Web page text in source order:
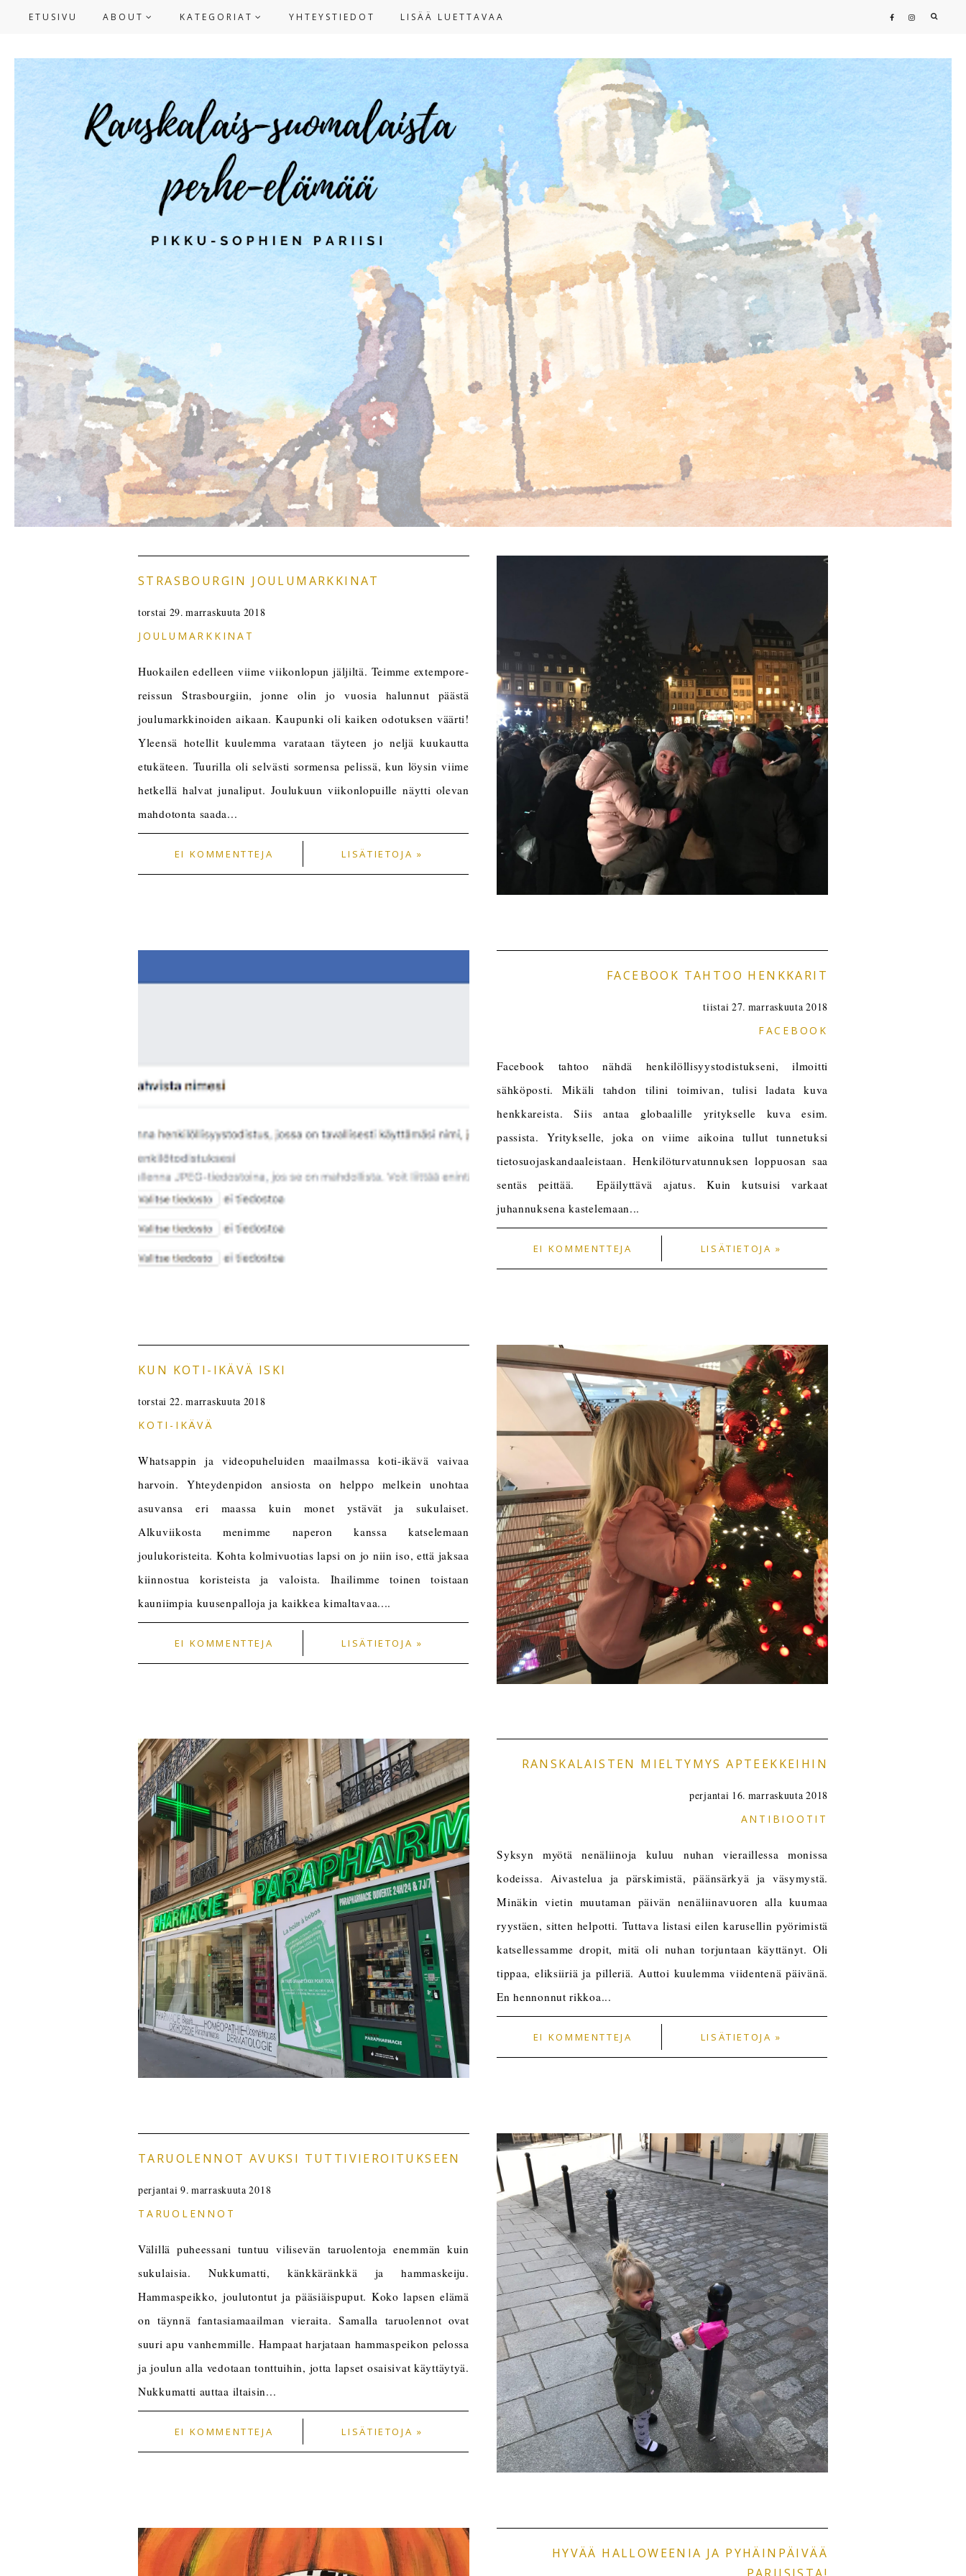
ETUSIVU ABOUT KATEGORIAT YHTEYSTIEDOT LISÄÄ LUETTAVAA
STRASBOURGIN JOULUMARKKINAT
torstai 29. marraskuuta 2018
JOULUMARKKINAT
Huokailen edelleen viime viikonlopun jäljiltä. Teimme extempore-
reissun Strasbourgiin, jonne olin jo vuosia halunnut päästä
joulumarkkinoiden aikaan. Kaupunki oli kaiken odotuksen väärti!
Yleensä hotellit kuulemma varataan täyteen jo neljä kuukautta
etukäteen. Tuurilla oli selvästi sormensa pelissä, kun löysin viime
hetkellä halvat junaliput. Joulukuun viikonlopuille näytti olevan
mahdotonta saada...
EI KOMMENTTEJA LISÄTIETOJA »
FACEBOOK TAHTOO HENKKARIT
tiistai 27. marraskuuta 2018
FACEBOOK
Facebook tahtoo nähdä henkilöllisyystodistukseni, ilmoitti
sähköposti. Mikäli tahdon tilini toimivan, tulisi ladata kuva
henkkareista. Siis antaa globaalille yritykselle kuva esim.
passista. Yritykselle, joka on viime aikoina tullut tunnetuksi
tietosuojaskandaaleistaan. Henkilöturvatunnuksen loppuosan saa
sentäs peittää. Epäilyttävä ajatus. Kuin kutsuisi varkaat
juhannuksena kastelemaan...
EI KOMMENTTEJA LISÄTIETOJA »
KUN KOTI-IKÄVÄ ISKI
torstai 22. marraskuuta 2018
KOTI-IKÄVÄ
Whatsappin ja videopuheluiden maailmassa koti-ikävä vaivaa
harvoin. Yhteydenpidon ansiosta on helppo melkein unohtaa
asuvansa eri maassa kuin monet ystävät ja sukulaiset.
Alkuviikosta menimme naperon kanssa katselemaan
joulukoristeita. Kohta kolmivuotias lapsi on jo niin iso, että jaksaa
kiinnostua koristeista ja valoista. Ihailimme toinen toistaan
kauniimpia kuusenpalloja ja kaikkea kimaltavaa....
EI KOMMENTTEJA LISÄTIETOJA »
RANSKALAISTEN MIELTYMYS APTEEKKEIHIN
perjantai 16. marraskuuta 2018
ANTIBIOOTIT
Syksyn myötä nenäliinoja kuluu nuhan vieraillessa monissa
kodeissa. Aivastelua ja pärskimistä, päänsärkyä ja väsymystä.
Minäkin vietin muutaman päivän nenäliinavuoren alla kuumaa
ryystäen, sitten helpotti. Tuttava listasi eilen karusellin pyörimistä
katsellessamme dropit, mitä oli nuhan torjuntaan käyttänyt. Oli
tippaa, eliksiiriä ja pilleriä. Auttoi kuulemma viidentenä päivänä.
En hennonnut rikkoa...
EI KOMMENTTEJA LISÄTIETOJA »
TARUOLENNOT AVUKSI TUTTIVIEROITUKSEEN
perjantai 9. marraskuuta 2018
TARUOLENNOT
Välillä puheessani tuntuu vilisevän taruolentoja enemmän kuin
sukulaisia. Nukkumatti, känkkäränkkä ja hammaskeiju.
Hammaspeikko, joulutontut ja pääsiäispuput. Koko lapsen elämä
on täynnä fantasiamaailman vieraita. Samalla taruolennot ovat
suuri apu vanhemmille. Hampaat harjataan hammaspeikon pelossa
ja joulun alla vedotaan tonttuihin, jotta lapset osaisivat käyttäytyä.
Nukkumatti auttaa iltaisin...
EI KOMMENTTEJA LISÄTIETOJA »
HYVÄÄ HALLOWEENIA JA PYHÄINPÄIVÄÄ